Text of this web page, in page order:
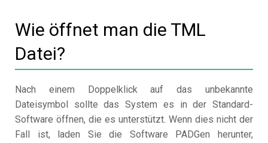
Wie öffnet man die TML
Datei?
Nach einem Doppelklick auf das unbekannte
Dateisymbol sollte das System es in der Standard-
Software öffnen, die es unterstützt. Wenn dies nicht der
Fall ist, laden Sie die Software PADGen herunter,